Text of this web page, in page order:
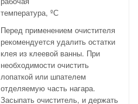
температура, ºС
Перед применением очистителя
рекомендуется удалить остатки
клея из клеевой ванны. При
необходимости очистить
лопаткой или шпателем
отделяемую часть нагара.
Засыпать очиститель, и держать